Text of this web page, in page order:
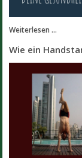
Weiterlesen ...
Wie ein